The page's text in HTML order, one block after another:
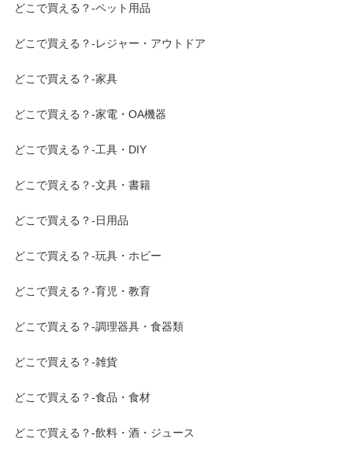
どこで買える？-ペット用品
どこで買える？-レジャー・アウトドア
どこで買える？-家具
どこで買える？-家電・OA機器
どこで買える？-工具・DIY
どこで買える？-文具・書籍
どこで買える？-日用品
どこで買える？-玩具・ホビー
どこで買える？-育児・教育
どこで買える？-調理器具・食器類
どこで買える？-雑貨
どこで買える？-食品・食材
どこで買える？-飲料・酒・ジュース